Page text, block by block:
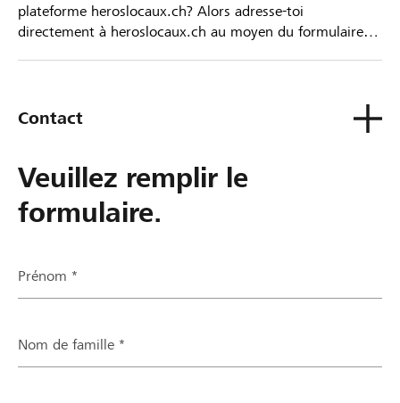
plateforme heroslocaux.ch? Alors adresse-toi
directement à heroslocaux.ch au moyen du formulaire
Contact
Veuillez remplir le
formulaire.
Prénom *
Nom de famille *